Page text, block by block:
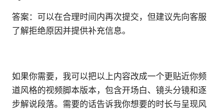
答案：可以在合理时间内再次提交，但建议先向客服
了解拒绝原因并提供补充信息。
如果你需要，我可以把以上内容改成一个更贴近你频
道风格的视频脚本版本，包含开场白、镜头分镜和逐
步解说段落。需要的话告诉我你想要的时长与呈现风